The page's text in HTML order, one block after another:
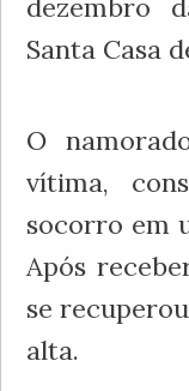
dezembro
Santa Casa
O
vítima,
socorro em
Após
se
alta.